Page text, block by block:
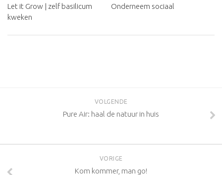
Let it Grow | zelf basilicum
kweken
Onderneem sociaal
VOLGENDE
Pure Air: haal de natuur in huis
VORIGE
Kom kommer, man go!